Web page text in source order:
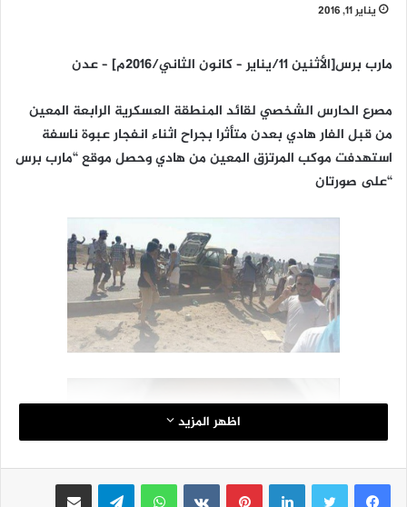
يناير 11, 2016
مارب برس[الأثنين 11/يناير – كانون الثاني/2016م] – عدن
مصرع الحارس الشخصي لقائد المنطقة العسكرية الرابعة المعين
من قبل الفار هادي بعدن متأثرا بجراح اثناء انفجار عبوة ناسفة
استهدفت موكب المرتزق المعين من هادي وحصل موقع “مارب برس
“على صورتان
اظهر المزيد
لينكدإنبينتيريست واتساب تيلقرام مشاركة عبر البريد